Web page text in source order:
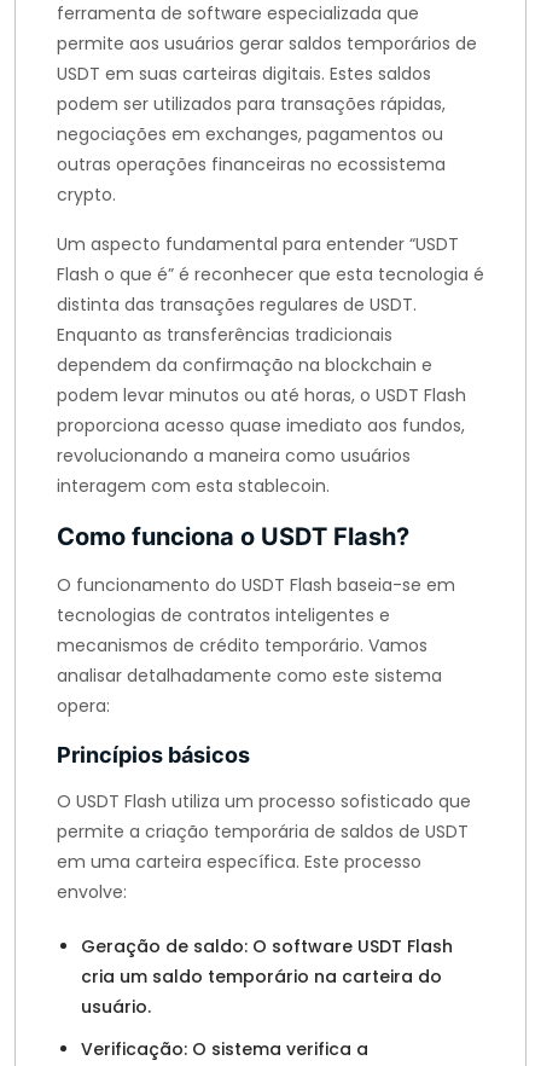
ferramenta de software especializada que
permite aos usuários gerar saldos temporários de
USDT em suas carteiras digitais. Estes saldos
podem ser utilizados para transações rápidas,
negociações em exchanges, pagamentos ou
outras operações financeiras no ecossistema
crypto.
Um aspecto fundamental para entender “USDT
Flash o que é” é reconhecer que esta tecnologia é
distinta das transações regulares de USDT.
Enquanto as transferências tradicionais
dependem da confirmação na blockchain e
podem levar minutos ou até horas, o USDT Flash
proporciona acesso quase imediato aos fundos,
revolucionando a maneira como usuários
interagem com esta stablecoin.
Como funciona o USDT Flash?
O funcionamento do USDT Flash baseia-se em
tecnologias de contratos inteligentes e
mecanismos de crédito temporário. Vamos
analisar detalhadamente como este sistema
opera:
Princípios básicos
O USDT Flash utiliza um processo sofisticado que
permite a criação temporária de saldos de USDT
em uma carteira específica. Este processo
envolve:
Geração de saldo: O software USDT Flash
cria um saldo temporário na carteira do
usuário.
Verificação: O sistema verifica a